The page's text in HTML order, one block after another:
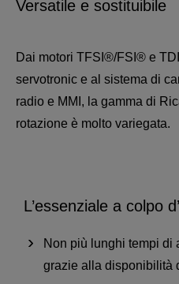
Versatile e sostituibile
Dai motori TFSI®/FSI® e
servotronic e al sistema di
radio e MMI, la gamma di
rotazione è molto variegata.
L’essenziale a colpo
Non più lunghi tempi di
grazie alla disponibilità